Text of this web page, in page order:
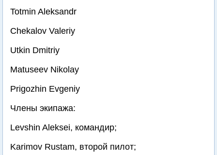
Totmin Aleksandr
Chekalov Valeriy
Utkin Dmitriy
Matuseev Nikolay
Prigozhin Evgeniy
Члены экипажа:
Levshin Aleksei, командир;
Karimov Rustam, второй пилот;